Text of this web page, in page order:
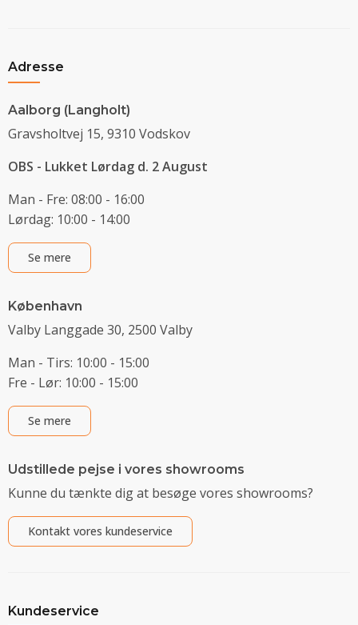
Adresse
Aalborg (Langholt)
Gravsholtvej 15, 9310 Vodskov
OBS - Lukket Lørdag d. 2 August
Man - Fre: 08:00 - 16:00
Lørdag: 10:00 - 14:00
Se mere
København
Valby Langgade 30, 2500 Valby
Man - Tirs: 10:00 - 15:00
Fre - Lør: 10:00 - 15:00
Se mere
Udstillede pejse i vores showrooms
Kunne du tænkte dig at besøge vores showrooms?
Kontakt vores kundeservice
Kundeservice